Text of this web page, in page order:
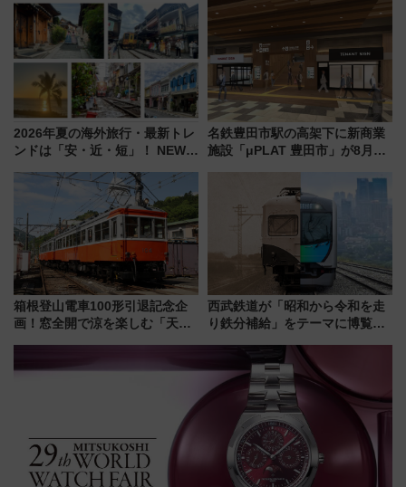
今年も発売 秋・早春に千葉県を
巡るなら使い勝手・コスパ抜群
2026年夏の海外旅行・最新トレ
ンドは「安・近・短」！ NEWT
渡航先TOP5とは？ 円安時代の
名鉄豊田市駅の高架下に新商業
施設「μPLAT 豊田市」が8月26
箱根登山電車100形引退記念企
画！窓全開で涼を楽しむ「天然
西武鉄道が「昭和から令和を走
り鉄分補給」をテーマに博覧会
14日から 新車両「トキイロ」体
験ブースも アクセスや申込方法
を解説